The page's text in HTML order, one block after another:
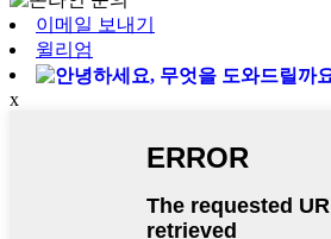
이메일 보내기
윌리엄
x